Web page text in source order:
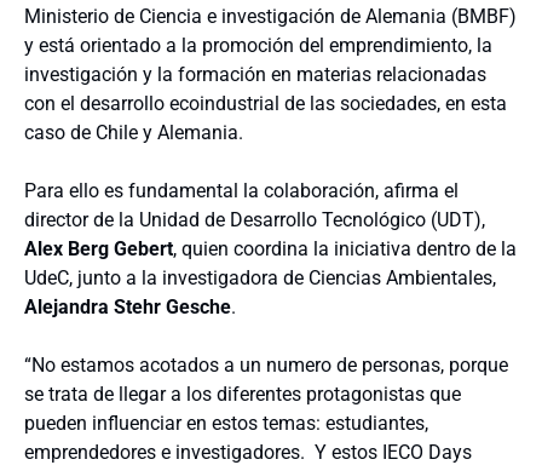
Ministerio de Ciencia e investigación de Alemania (BMBF)
y está orientado a la promoción del emprendimiento, la
investigación y la formación en materias relacionadas
con el desarrollo ecoindustrial de las sociedades, en esta
caso de Chile y Alemania.
Para ello es fundamental la colaboración, afirma el
director de la Unidad de Desarrollo Tecnológico (UDT),
Alex Berg Gebert, quien coordina la iniciativa dentro de la
UdeC, junto a la investigadora de Ciencias Ambientales,
Alejandra Stehr Gesche.
“No estamos acotados a un numero de personas, porque
se trata de llegar a los diferentes protagonistas que
pueden influenciar en estos temas: estudiantes,
emprendedores e investigadores. Y estos IECO Days